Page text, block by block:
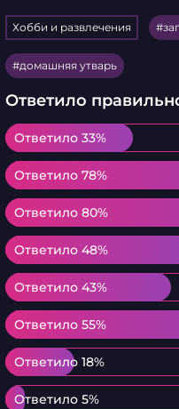
Хобби и развлечения
домашняя утварь
Ответило
Ответило 33%
Ответило 33%
Ответило 78%
Ответило 78%
Ответило 80%
Ответило 80%
Ответило 48%
Ответило 48%
Ответило 43%
Ответило 43%
Ответило 55%
Ответило 55%
Ответило 18%
Ответило 18%
Ответило 5%
Ответило 5%